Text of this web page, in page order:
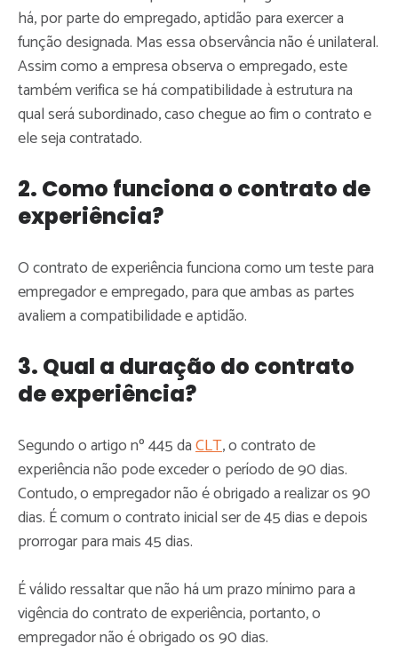
há, por parte do empregado, aptidão para exercer a
função designada. Mas essa observância não é unilateral.
Assim como a empresa observa o empregado, este
também verifica se há compatibilidade à estrutura na
qual será subordinado, caso chegue ao fim o contrato e
ele seja contratado.
2. Como funciona o contrato de
experiência?
O contrato de experiência funciona como um teste para
empregador e empregado, para que ambas as partes
avaliem a compatibilidade e aptidão.
3. Qual a duração do contrato
de experiência?
Segundo o artigo nº 445 daCLT, o contrato de
experiência não pode exceder o período de 90 dias.
Contudo, o empregador não é obrigado a realizar os 90
dias. É comum o contrato inicial ser de 45 dias e depois
prorrogar para mais 45 dias.
É válido ressaltar que não há um prazo mínimo para a
vigência do contrato de experiência, portanto, o
empregador não é obrigado os 90 dias.